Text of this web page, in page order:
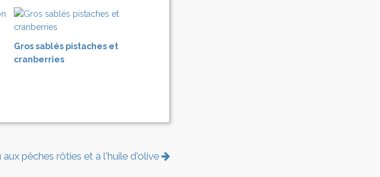
Gros sablés pistaches et
cranberries
aux pêches rôties et à l'huile d'olive